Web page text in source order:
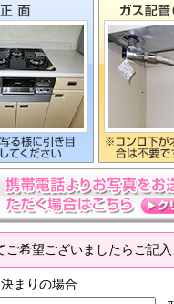
ご希望ございましたらご記
まりの場合